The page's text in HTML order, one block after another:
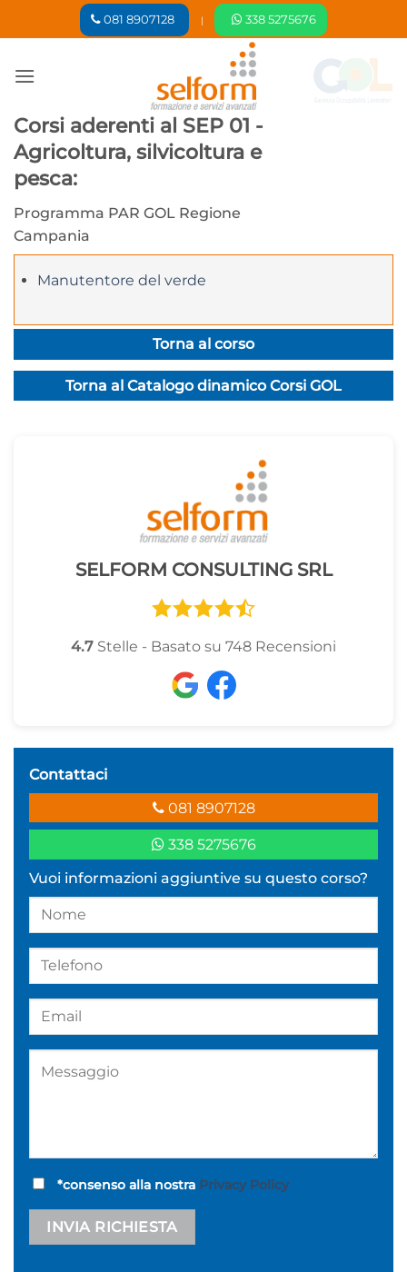
081 8907128 | 338 5275676
Corsi aderenti al SEP 01 -
Agricoltura, silvicoltura e
pesca:
Programma PAR GOL Regione
Campania
Manutentore del verde
Torna al corso
Torna al Catalogo dinamico Corsi GOL
SELFORM CONSULTING SRL
4.7 Stelle - Basato su 748 Recensioni
Contattaci
081 8907128
338 5275676
Vuoi informazioni aggiuntive su questo corso?
*consenso alla nostra Privacy Policy